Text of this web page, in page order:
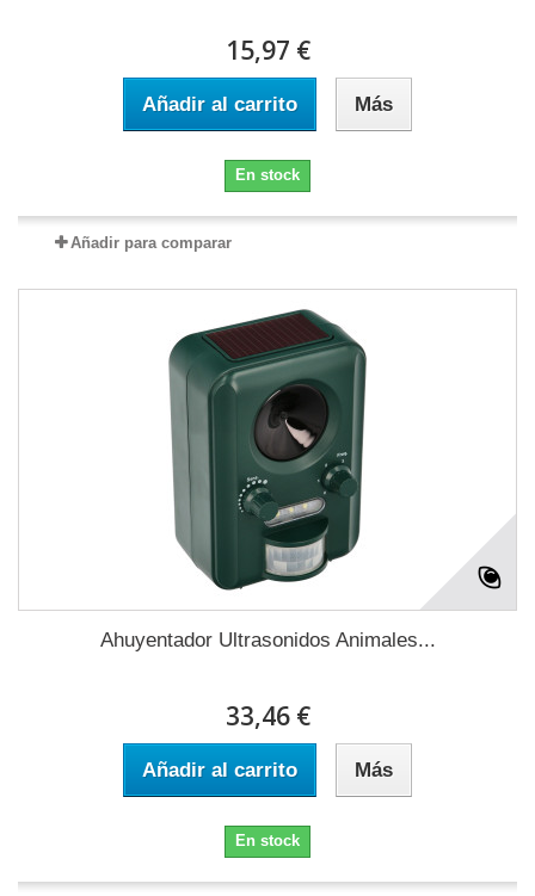
15,97 €
Añadir al carrito Más
En stock
Añadir para comparar
Ahuyentador Ultrasonidos Animales...
33,46 €
Añadir al carrito Más
En stock